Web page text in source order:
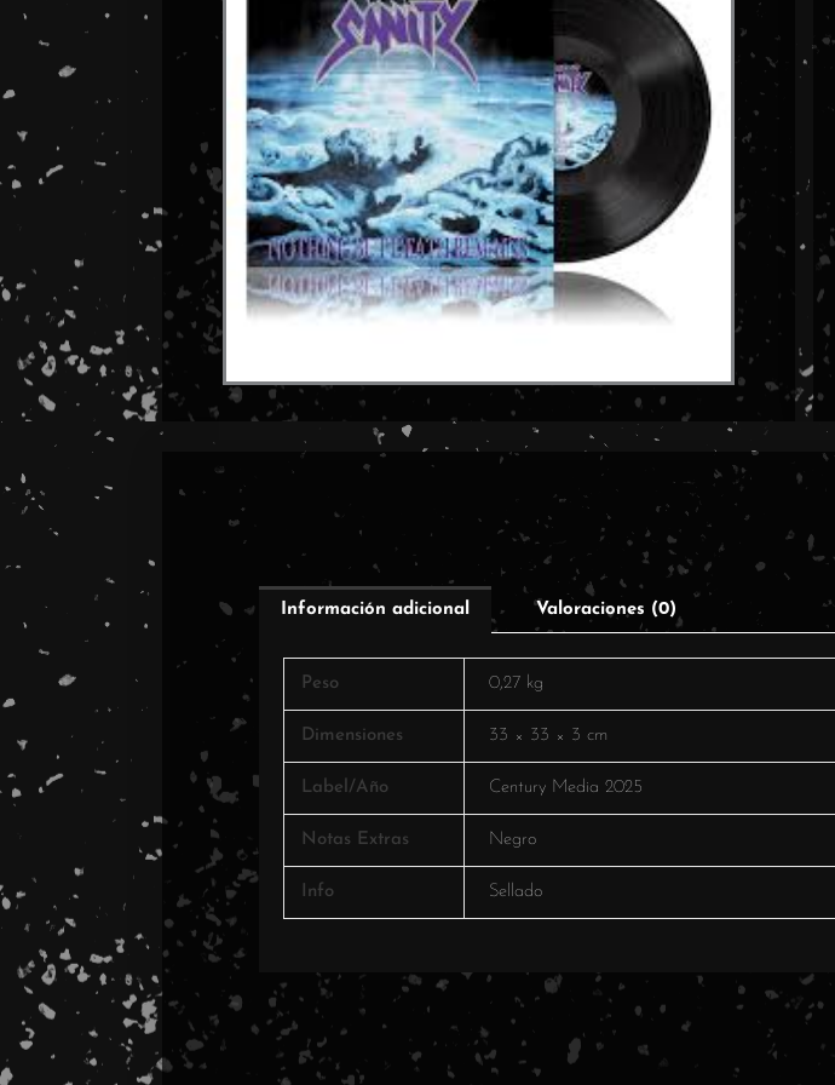
Información adicional Valoraciones (0)
Peso 0,27 kg
Dimensiones 33 × 33 × 3 cm
Label/Año Century Media 2025
Notas Extras Negro
Info Sellado